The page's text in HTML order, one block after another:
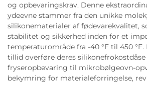
og opbevaringskrav. Denne
ydeevne stammer fra den unikke
silikonematerialer af fødevarekvalitet,
stabilitet og sikkerhed inden for et
temperaturområde fra -40 °F til 450
tillid overføre deres
fryseropbevaring til mikrobølgeovn-
bekymring for materialeforringelse,